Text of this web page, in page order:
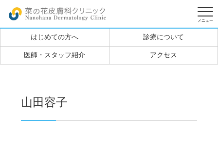
はじめての方へ 診療について
医師・スタッフ紹介 アクセス
山田容子